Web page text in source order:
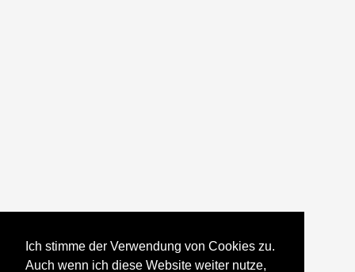
Ich stimme der Verwendung von Cookies zu.
Auch wenn ich diese Website weiter nutze,